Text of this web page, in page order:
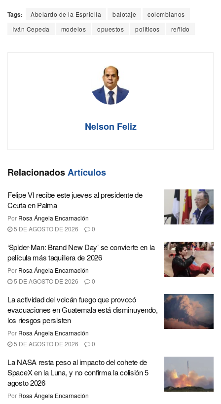
Tags: Abelardo de la Espriella balotaje
colombianos
Iván Cepeda
modelos opuestos políticos reñido
Nelson Feliz
RelacionadosArtículos
Felipe VI recibe este jueves al presidente de
Ceuta en Palma
Por Rosa Ángela Encarnación
5 DE AGOSTO DE 2026
0
‘Spider-Man: Brand New Day’ se convierte en la
película más taquillera de 2026
Por Rosa Ángela Encarnación
5 DE AGOSTO DE 2026
0
La actividad del volcán fuego que provocó
evacuaciones en Guatemala está disminuyendo,
los riesgos persisten
Por Rosa Ángela Encarnación
5 DE AGOSTO DE 2026
0
La NASA resta peso al impacto del cohete de
SpaceX en la Luna, y no confirma la colisión 5
agosto 2026
Por Rosa Ángela Encarnación